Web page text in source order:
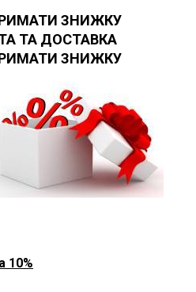
ЗНИЖКУ
ТА ДОСТАВКА
ЗНИЖКУ
10%